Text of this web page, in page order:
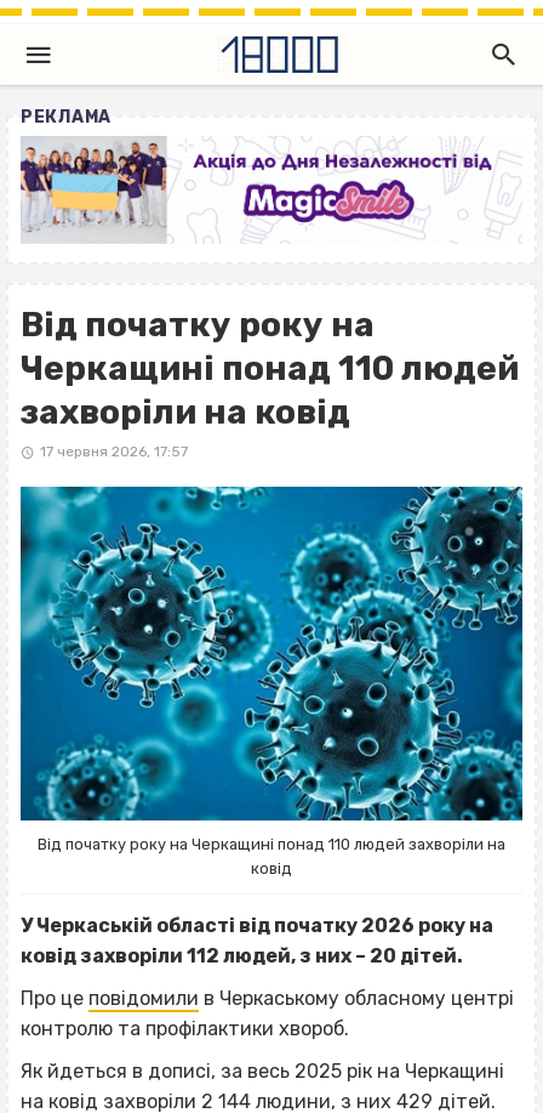
РЕКЛАМА
Від початку року на
Черкащині понад 110 людей
захворіли на ковід
17 червня 2026, 17:57
Від початку року на Черкащині понад 110 людей захворіли на
ковід
У Черкаській області від початку 2026 року на
ковід захворіли 112 людей, з них – 20 дітей.
Про це повідомили в Черкаському обласному центрі
контролю та профілактики хвороб.
Як йдеться в дописі, за весь 2025 рік на Черкащині
на ковід захворіли 2 144 людини, з них 429 дітей.